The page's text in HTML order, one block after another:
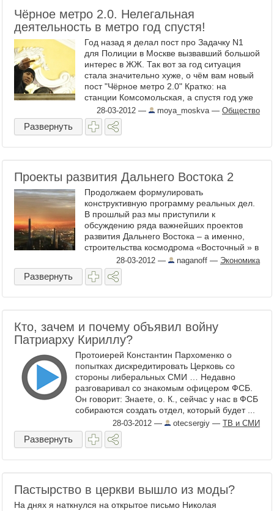
Чёрное метро 2.0. Нелегальная
деятельность в метро год спустя!
Год назад я делал пост про Задачку N1
для Полиции в Москве вызвавший большой
интерес в ЖЖ. Так вот за год ситуация
стала значительно хуже, о чём вам новый
пост "Чёрное метро 2.0" Кратко: на
станции Комсомольская, а спустя год уже
и на Курской, ...
28-03-2012 — moya_moskva— Общество
Развернуть
Проекты развития Дальнего Востока 2
Продолжаем формулировать
конструктивную программу реальных дел.
В прошлый раз мы приступили к
обсуждению ряда важнейших проектов
развития Дальнего Востока – а именно,
строительства космодрома «Восточный » в
Амурской области и подводного ...
28-03-2012 — naganoff — Экономика
Развернуть
Кто, зачем и почему объявил войну
Патриарху Кириллу?
Протоиерей Константин Пархоменко о
попытках дискредитировать Церковь со
стороны либеральных СМИ … Недавно
разговаривал со знакомым офицером ФСБ.
Он говорит: Знаете, о. К., сейчас у нас в ФСБ
собираются создать отдел, который будет ...
28-03-2012 — otecsergiy — ТВ и СМИ
Развернуть
Пастырство в церкви вышло из моды?
На днях я наткнулся на открытое письмо Николая